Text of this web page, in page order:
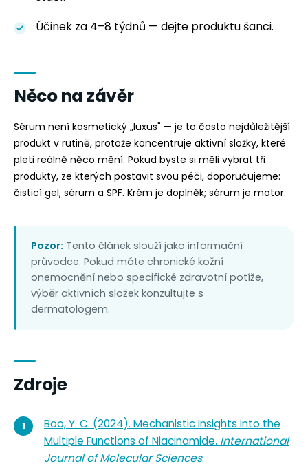
Účinek za 4–8 týdnů — dejte produktu šanci.
Něco na závěr
Sérum není kosmetický „luxus" — je to často nejdůležitější
produkt v rutině, protože koncentruje aktivní složky, které
pleti reálně něco mění. Pokud byste si měli vybrat tři
produkty, ze kterých postavit svou péči, doporučujeme:
čisticí gel, sérum a SPF. Krém je doplněk; sérum je motor.
Pozor: Tento článek slouží jako informační
průvodce. Pokud máte chronické kožní
onemocnění nebo specifické zdravotní potíže,
výběr aktivních složek konzultujte s
dermatologem.
Zdroje
Boo, Y. C. (2024). Mechanistic Insights into the
Multiple Functions of Niacinamide. International
Journal of Molecular Sciences.